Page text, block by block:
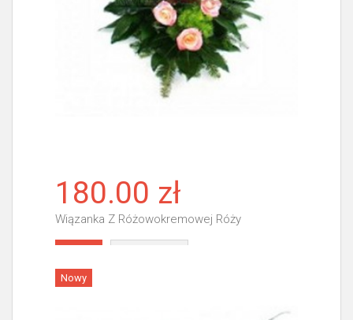
180.00 zł
Wiązanka Z Różowokremowej Róży
Nowy